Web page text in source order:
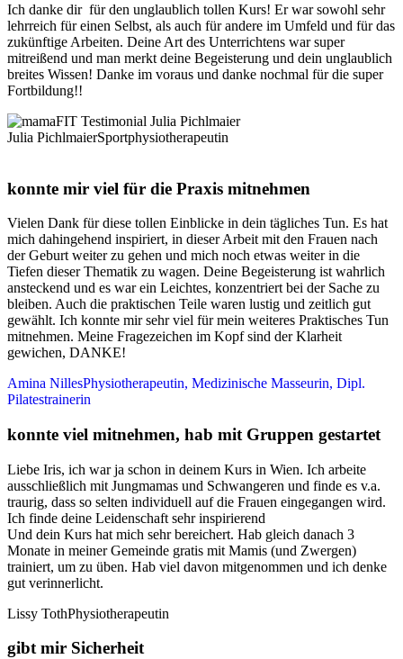
Ich danke dir für den unglaublich tollen Kurs! Er war sowohl sehr
lehrreich für einen Selbst, als auch für andere im Umfeld und für das
zukünftige Arbeiten. Deine Art des Unterrichtens war super
mitreißend und man merkt deine Begeisterung und dein unglaublich
breites Wissen! Danke im voraus und danke nochmal für die super
Fortbildung!!
Julia PichlmaierSportphysiotherapeutin
konnte mir viel für die Praxis mitnehmen
Vielen Dank für diese tollen Einblicke in dein tägliches Tun. Es hat
mich dahingehend inspiriert, in dieser Arbeit mit den Frauen nach
der Geburt weiter zu gehen und mich noch etwas weiter in die
Tiefen dieser Thematik zu wagen. Deine Begeisterung ist wahrlich
ansteckend und es war ein Leichtes, konzentriert bei der Sache zu
bleiben. Auch die praktischen Teile waren lustig und zeitlich gut
gewählt. Ich konnte mir sehr viel für mein weiteres Praktisches Tun
mitnehmen. Meine Fragezeichen im Kopf sind der Klarheit
gewichen, DANKE!
Amina NillesPhysiotherapeutin, Medizinische Masseurin, Dipl.
Pilatestrainerin
konnte viel mitnehmen, hab mit Gruppen gestartet
Liebe Iris, ich war ja schon in deinem Kurs in Wien. Ich arbeite
ausschließlich mit Jungmamas und Schwangeren und finde es v.a.
traurig, dass so selten individuell auf die Frauen eingegangen wird.
Ich finde deine Leidenschaft sehr inspirierend
Und dein Kurs hat mich sehr bereichert. Hab gleich danach 3
Monate in meiner Gemeinde gratis mit Mamis (und Zwergen)
trainiert, um zu üben. Hab viel davon mitgenommen und ich denke
gut verinnerlicht.
Lissy TothPhysiotherapeutin
gibt mir Sicherheit